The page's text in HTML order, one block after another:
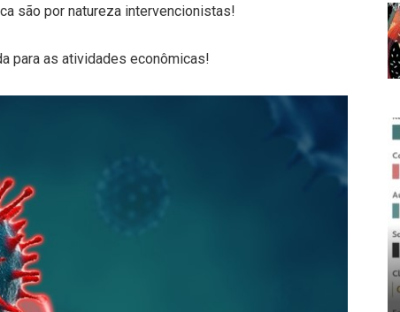
são por natureza intervencionistas!
para as atividades econômicas!